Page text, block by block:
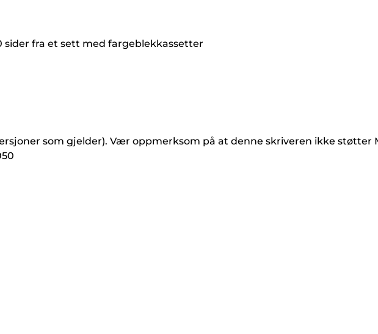
sider fra et sett med fargeblekkassetter
som gjelder). Vær oppmerksom på at denne skriveren ikke støtter